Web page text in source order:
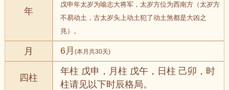
年
戊申年太岁为喻志大将军，太岁方位为西南方（太岁方
不易动土，古太岁头上动土犯了动土煞都是大凶之
兆）。
月 6月(本月共30天)
四柱
年柱 戊申，月柱 戊午，日柱 己卯，时
柱请见以下时辰格局。